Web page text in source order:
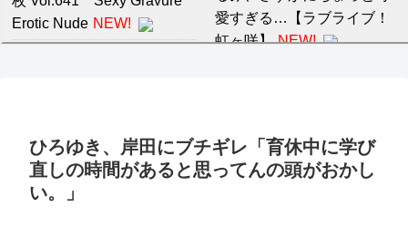
Erotic Nude NEW!
【絶望】学校の遠足「お
やつは7000円までだぞ」
NEW!
愛すぎる…【ラブライブ！
虹ヶ咲】 NEW!
ｗｗ
セ・リーグ出塁回数ラン
ひろゆき、岸田にブチギレ「育休中に学び
直しの時間があると思ってんの頭がおかし
い。」